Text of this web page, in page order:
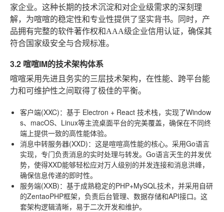
家企业。这种长期的技术沉淀和对企业级需求的深刻理
解，为喧喧的稳定性和专业性提供了坚实背书。同时，产
品拥有完整的软件著作权和AAA级企业信用认证，确保其
符合国家级安全与合规标准。
3.2 喧喧IM的技术架构体系
喧喧采用先进且务实的三层技术架构，在性能、跨平台能
力和可维护性之间取得了极佳的平衡。
客户端(XXC)：基于 Electron + React 技术栈，实现了Window
s、macOS、Linux等主流桌面平台的完美覆盖，确保在不同终
端上提供一致的高性能体验。
消息中转服务器(XXD)：这是喧喧高性能的核心。采用Go语言
实现，专门负责消息的实时处理与转发。Go语言天生的并发优
势，使得XXD能够轻松应对万人级别的并发连接和消息洪峰，
确保信息传递的即时性。
服务端(XXB)：基于成熟稳定的PHP+MySQL技术，并采用自研
的ZentaoPHP框架，负责后台管理、数据存储和API接口。这
套架构逻辑清晰，易于二次开发和维护。